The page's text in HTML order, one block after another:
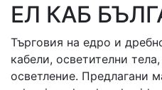
ЕЛ КАБ
Търговия на едро и
кабели, осветителни
осветление. Предлагани